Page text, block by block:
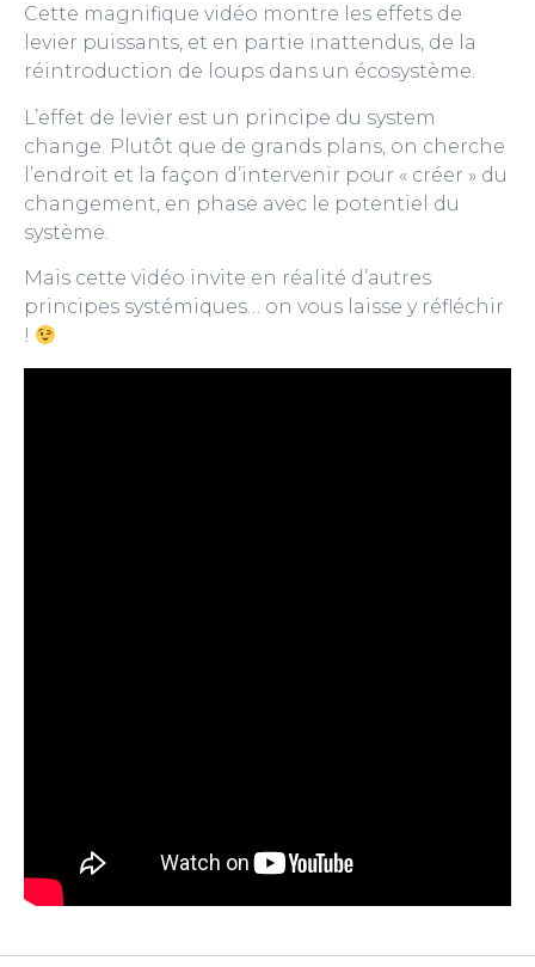
Cette magnifique vidéo montre les effets de
levier puissants, et en partie inattendus, de la
réintroduction de loups dans un écosystème.
L’effet de levier est un principe du system
change. Plutôt que de grands plans, on cherche
l’endroit et la façon d’intervenir pour « créer » du
changement, en phase avec le potentiel du
système.
Mais cette vidéo invite en réalité d’autres
principes systémiques… on vous laisse y réfléchir
!